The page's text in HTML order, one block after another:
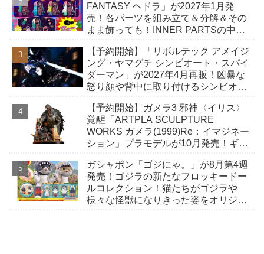
FANTASY ヘドラ」が2027年1月発
売！各パーツを組み立て＆分解＆その
まま飾っても！INNER PARTSの中に
【予約開始】「リボルテック アメイジ
ング・ヤマグチ シンビオート・スパイ
ダーマン」が2027年4月再販！凶暴な
怒り顔や背中に取り付けるシンビオー
現！
【予約開始】ガメラ3 邪神〈イリス〉
覚醒「ARTPLA SCULPTURE
WORKS ガメラ(1999)Re：イマジネー
ション」プラモデルが10月発売！ギャ
緊迫の瞬間！
ガシャポン「ゴジにゃ。」が8月第4週
発売！ゴジラの新たなフロッキードー
ルコレクション！猫たちがゴジラや
様々な怪獣になりきった姿をオリジナ